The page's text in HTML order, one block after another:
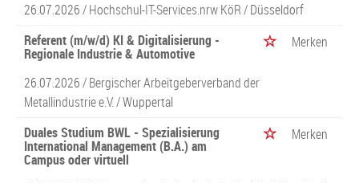
26.07.2026 /Hochschul-IT-Services.nrw KöR/ Düsseldorf
Referent (m/w/d) KI & Digitalisierung -
Regionale Industrie & Automotive
Merken
26.07.2026 /Bergischer Arbeitgeberverband der
Metallindustrie e.V./ Wuppertal
Duales Studium BWL - Spezialisierung
International Management (B.A.) am
Campus oder virtuell
Merken